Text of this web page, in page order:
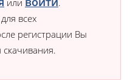
или
.
всех
регистрации Вы
скачивания.